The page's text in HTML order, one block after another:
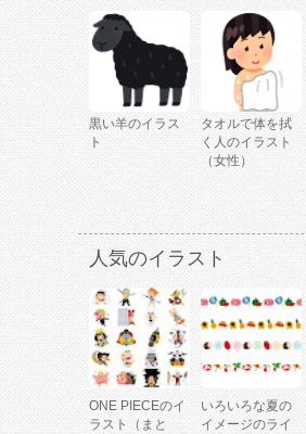
黒い羊のイラス
ト
タオルで体を拭
く人のイラスト
（女性）
人気のイラスト
ONE PIECEのイ
ラスト（まと
いろいろな夏の
イメージのライ